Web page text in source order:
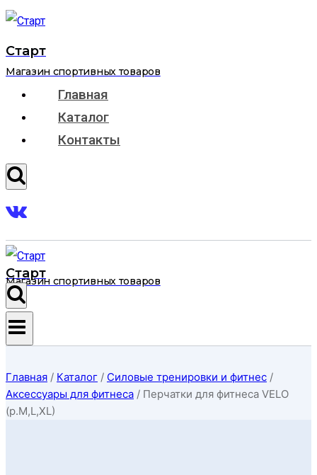
Перейти
содержимому
Старт
Магазин спортивных товаров
Главная
Каталог
Контакты
Старт
Магазин спортивных товаров
Главная / Каталог / Силовые тренировки и фитнес /
Аксессуары для фитнеса / Перчатки для фитнеса VELO
(р.M,L,XL)